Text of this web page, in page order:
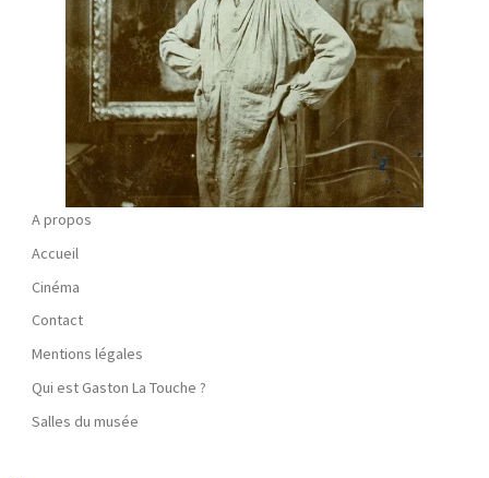
A propos
Accueil
Cinéma
Contact
Mentions légales
Qui est Gaston La Touche ?
Salles du musée